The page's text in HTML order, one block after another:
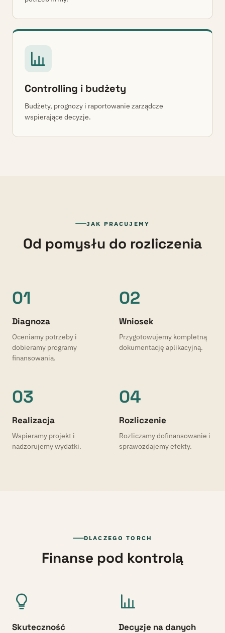
Controlling i budżety
Budżety, prognozy i raportowanie zarządcze
wspierające decyzje.
JAK PRACUJEMY
Od pomysłu do rozliczenia
01
Diagnoza
Oceniamy potrzeby i
dobieramy programy
finansowania.
02
Wniosek
Przygotowujemy kompletną
dokumentację aplikacyjną.
03
Realizacja
Wspieramy projekt i
nadzorujemy wydatki.
04
Rozliczenie
Rozliczamy dofinansowanie i
sprawozdajemy efekty.
DLACZEGO TORCH
Finanse pod kontrolą
Skuteczność Decyzje na danych